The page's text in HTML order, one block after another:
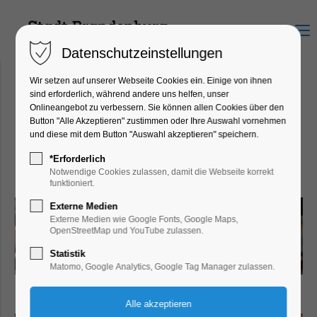
Menu
Weinhandel An der Dominsel
Neustädtische Fischerstraße 14,
14776 Brandenburg an der Havel
Datenschutzeinstellungen
Wir setzen auf unserer Webseite Cookies ein. Einige von ihnen
sind erforderlich, während andere uns helfen, unser
Onlineangebot zu verbessern. Sie können allen Cookies über den
Button "Alle Akzeptieren" zustimmen oder Ihre Auswahl vornehmen
und diese mit dem Button "Auswahl akzeptieren" speichern.
*Erforderlich
Notwendige Cookies zulassen, damit die Webseite korrekt
funktioniert.
Externe Medien
Externe Medien wie Google Fonts, Google Maps,
OpenStreetMap und YouTube zulassen.
Statistik
Matomo, Google Analytics, Google Tag Manager zulassen.